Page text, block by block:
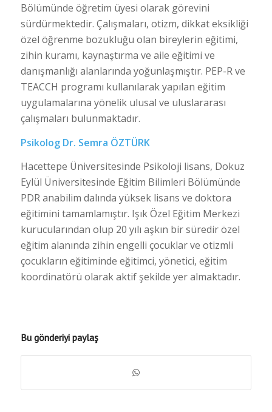
Bölümünde öğretim üyesi olarak görevini
sürdürmektedir. Çalışmaları, otizm, dikkat eksikliği
özel öğrenme bozukluğu olan bireylerin eğitimi,
zihin kuramı, kaynaştırma ve aile eğitimi ve
danışmanlığı alanlarında yoğunlaşmıştır. PEP-R ve
TEACCH programı kullanılarak yapılan eğitim
uygulamalarına yönelik ulusal ve uluslararası
çalışmaları bulunmaktadır.
Psikolog Dr. Semra ÖZTÜRK
Hacettepe Üniversitesinde Psikoloji lisans, Dokuz
Eylül Üniversitesinde Eğitim Bilimleri Bölümünde
PDR anabilim dalında yüksek lisans ve doktora
eğitimini tamamlamıştır. Işık Özel Eğitim Merkezi
kurucularından olup 20 yılı aşkın bir süredir özel
eğitim alanında zihin engelli çocuklar ve otizmli
çocukların eğitiminde eğitimci, yönetici, eğitim
koordinatörü olarak aktif şekilde yer almaktadır.
Bu gönderiyi paylaş